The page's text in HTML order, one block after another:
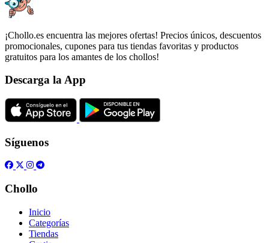
¡Chollo.es encuentra las mejores ofertas! Precios únicos, descuentos
promocionales, cupones para tus tiendas favoritas y productos
gratuitos para los amantes de los chollos!
Descarga la App
Síguenos
Chollo
Inicio
Categorías
Tiendas